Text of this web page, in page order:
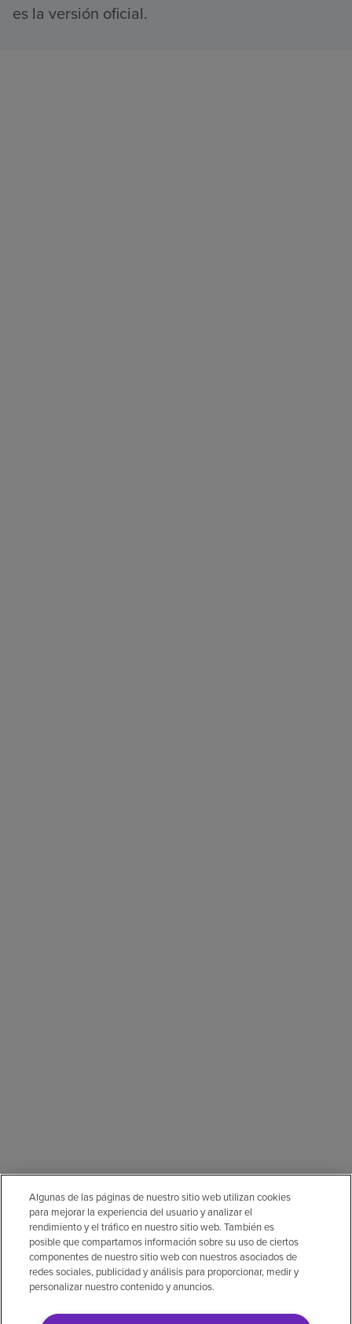
es la versión oficial.
Algunas de las páginas de nuestro sitio web utilizan cookies
para mejorar la experiencia del usuario y analizar el
rendimiento y el tráfico en nuestro sitio web. También es
posible que compartamos información sobre su uso de ciertos
componentes de nuestro sitio web con nuestros asociados de
redes sociales, publicidad y análisis para proporcionar, medir y
personalizar nuestro contenido y anuncios.